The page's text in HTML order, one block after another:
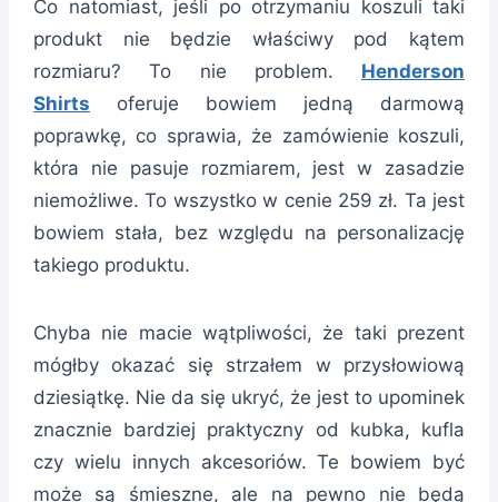
Co natomiast, jeśli po otrzymaniu koszuli taki
produkt nie będzie właściwy pod kątem
rozmiaru? To nie problem. Henderson
Shirts oferuje bowiem jedną darmową
poprawkę, co sprawia, że zamówienie koszuli,
która nie pasuje rozmiarem, jest w zasadzie
niemożliwe. To wszystko w cenie 259 zł. Ta jest
bowiem stała, bez względu na personalizację
takiego produktu.
Chyba nie macie wątpliwości, że taki prezent
mógłby okazać się strzałem w przysłowiową
dziesiątkę. Nie da się ukryć, że jest to upominek
znacznie bardziej praktyczny od kubka, kufla
czy wielu innych akcesoriów. Te bowiem być
może są śmieszne, ale na pewno nie będą